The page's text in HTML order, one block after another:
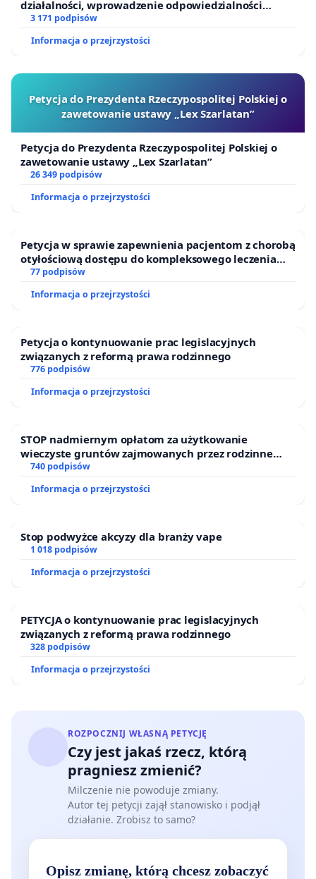
działalności, wprowadzenie odpowiedzialności
finansowej kluczowych urzędników i sędziów
3 171 podpisów
Informacja o przejrzystości
Petycja do Prezydenta Rzeczypospolitej Polskiej o
zawetowanie ustawy „Lex Szarlatan”
Petycja do Prezydenta Rzeczypospolitej Polskiej o
zawetowanie ustawy „Lex Szarlatan”
26 349 podpisów
Informacja o przejrzystości
Petycja w sprawie zapewnienia pacjentom z chorobą
otyłościową dostępu do kompleksowego leczenia
oraz programów profilaktycznych.
77 podpisów
Informacja o przejrzystości
Petycja o kontynuowanie prac legislacyjnych
związanych z reformą prawa rodzinnego
776 podpisów
Informacja o przejrzystości
STOP nadmiernym opłatom za użytkowanie
wieczyste gruntów zajmowanych przez rodzinne
ogrody działkowe.
740 podpisów
Informacja o przejrzystości
Stop podwyżce akcyzy dla branży vape
1 018 podpisów
Informacja o przejrzystości
PETYCJA o kontynuowanie prac legislacyjnych
związanych z reformą prawa rodzinnego
328 podpisów
Informacja o przejrzystości
ROZPOCZNIJ WŁASNĄ PETYCJĘ
Czy jest jakaś rzecz, którą
pragniesz zmienić?
Milczenie nie powoduje zmiany.
Autor tej petycji zajął stanowisko i podjął
działanie. Zrobisz to samo?
Opisz zmianę, którą chcesz zobaczyć